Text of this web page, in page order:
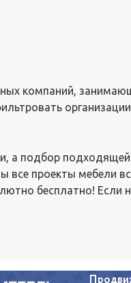
компаний,
а подбор
все проекты мебели
бесплатно!